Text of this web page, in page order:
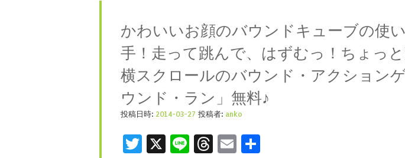
かわいいお顔のバウンドキューブの使
手！走って跳んで、はずむっ！ちょっと
横スクロールのバウンド・アクション
ウンド・ラン」無料♪
投稿日時: 2014-03-27 投稿者: anko
Twitter
X LineThreads
Email